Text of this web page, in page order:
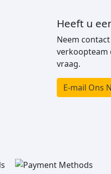
Heeft u
Neem
verkoopteam
vraag.
E-mail Ons